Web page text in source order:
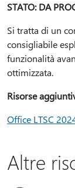
STATO: DA
Si tratta di un
consigliabile
funzionalità
ottimizzata.
Risorse
Office LTSC
Altre